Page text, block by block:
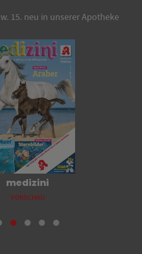
15. neu in unserer Apotheke
medizini
VORSCHAU